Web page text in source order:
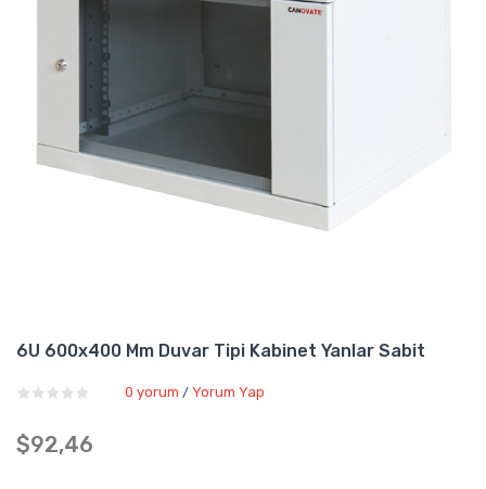
6U 600x400 Mm Duvar Tipi Kabinet Yanlar Sabit
0 yorum / Yorum Yap
$92,46